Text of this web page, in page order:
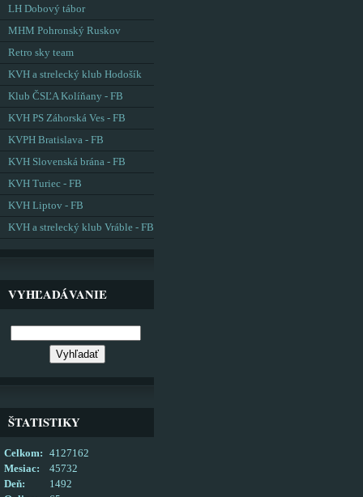
LH Dobový tábor
MHM Pohronský Ruskov
Retro sky team
KVH a strelecký klub Hodošík
Klub ČSĽA Kolíňany - FB
KVH PS Záhorská Ves - FB
KVPH Bratislava - FB
KVH Slovenská brána - FB
KVH Turiec - FB
KVH Liptov - FB
KVH a strelecký klub Vráble - FB
VYHĽADÁVANIE
ŠTATISTIKY
Celkom:
4127162
Mesiac:
45732
Deň:
1492